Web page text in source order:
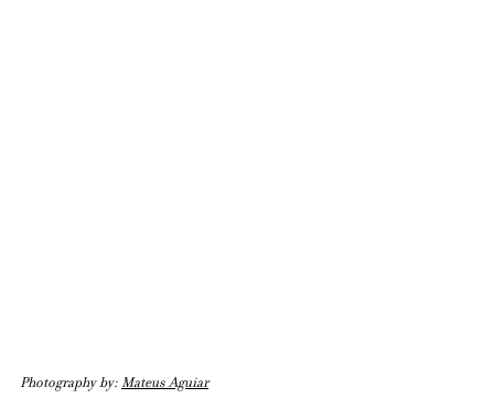
Photography by: Mateus Aguiar